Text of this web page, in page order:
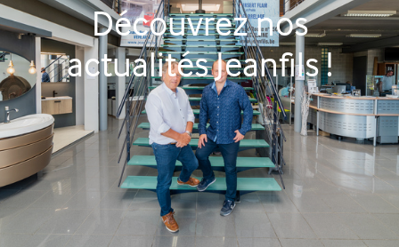
Découvrez nos
actualités Jeanfils !